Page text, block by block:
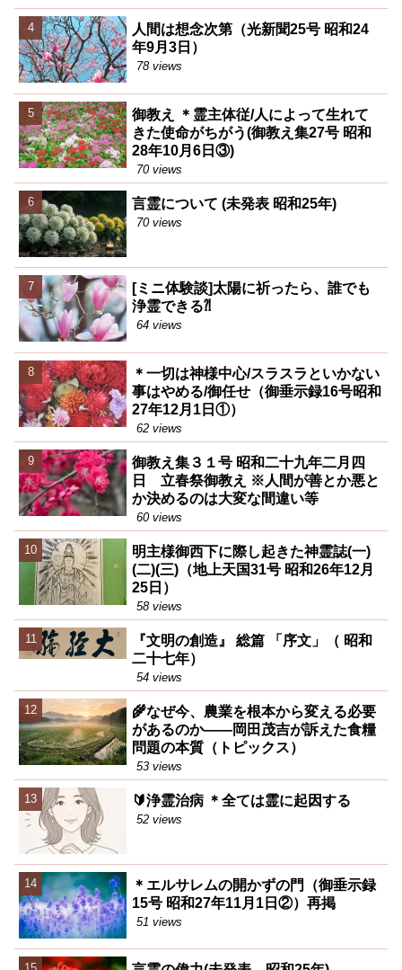
人間は想念次第（光新聞25号 昭和24
年9月3日）
78 views
御教え ＊霊主体従/人によって生れて
きた使命がちがう(御教え集27号 昭和
28年10月6日③)
70 views
言霊について (未発表 昭和25年)
70 views
[ミニ体験談]太陽に祈ったら、誰でも
浄霊できる⁈
64 views
＊一切は神様中心/スラスラといかない
事はやめる/御任せ（御垂示録16号昭和
27年12月1日①）
62 views
御教え集３１号 昭和二十九年二月四
日 立春祭御教え ※人間が善とか悪と
か決めるのは大変な間違い等
60 views
明主様御西下に際し起きた神霊誌(一)
(二)(三)（地上天国31号 昭和26年12月
25日）
58 views
『文明の創造』 総篇 「序文」（ 昭和
二十七年）
54 views
🌾なぜ今、農業を根本から変える必要
があるのか――岡田茂吉が訴えた食糧
問題の本質（トピックス）
53 views
🔰浄霊治病 ＊全ては霊に起因する
52 views
＊エルサレムの開かずの門（御垂示録
15号 昭和27年11月1日②）再掲
51 views